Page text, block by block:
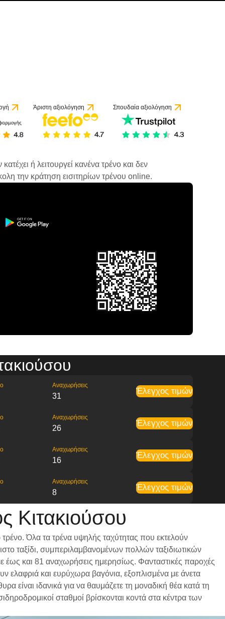
Άριστη αξιολόγηση Σπουδαία αξιολόγηση
ή λειτουργεί κανένα τρένο και δεν
την κράτηση εισιτηρίων τρένου online.
Αναχωρήσεις
31
Έλεγχος τιμών
Αναχωρήσεις
26
Έλεγχος τιμών
Αναχωρήσεις
16
Έλεγχος τιμών
Αναχωρήσεις
8
Έλεγχος τιμών
Κιτακιούσου
Όλα τα τρένα υψηλής ταχύτητας που εκτελούν
ταξίδι, συμπεριλαμβανομένων πολλών ταξιδιωτικών
έως και 81 αναχωρήσεις ημερησίως. Φανταστικές παροχές
ελαφριά και ευρύχωρα βαγόνια, εξοπλισμένα με άνετα
ιδανικά για να θαυμάζετε τη μοναδική θέα κατά τη
σταθμοί βρίσκονται κοντά στα κέντρα των